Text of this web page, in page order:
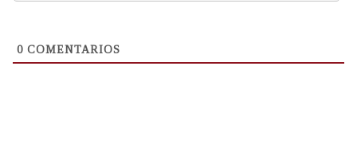
0 COMENTARIOS